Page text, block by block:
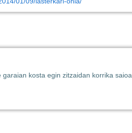
kosta egin zitzaidan korrika